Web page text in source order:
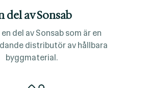
del av Sonsab
del av Sonsab som är en
distributör av hållbara
byggmaterial.